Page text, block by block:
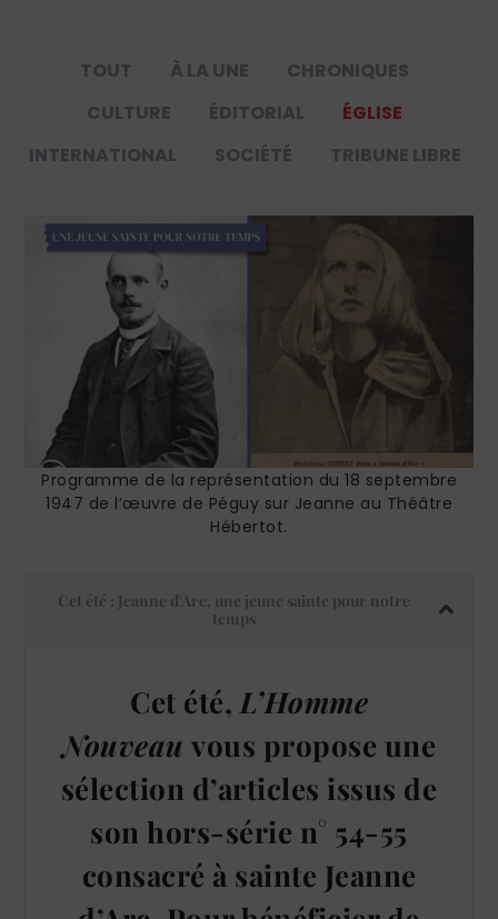
TOUT À LA UNE
CHRONIQUES
CULTURE
ÉDITORIAL
ÉGLISE
INTERNATIONAL
SOCIÉTÉ TRIBUNE LIBRE
Programme de la représentation du 18 septembre
1947 de l’œuvre de Péguy sur Jeanne au Théâtre
Hébertot.
Cet été : Jeanne d'Arc, une jeune sainte pour notre
temps
Cet été, L’Homme
Nouveau vous propose une
sélection d’articles issus de
son hors-série n° 54-55
consacré à sainte Jeanne